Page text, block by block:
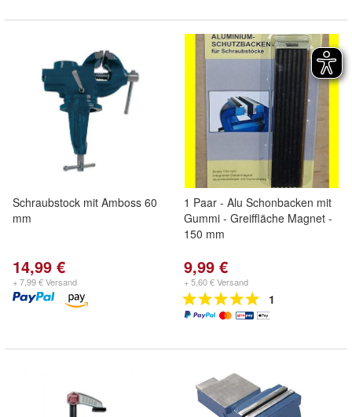
Schraubstock mit Amboss 60
mm
14,99 €
+ 7,99 € Versand
1 Paar - Alu Schonbacken mit
Gummi - Greiffläche Magnet -
150 mm
9,99 €
+ 5,60 € Versand
1